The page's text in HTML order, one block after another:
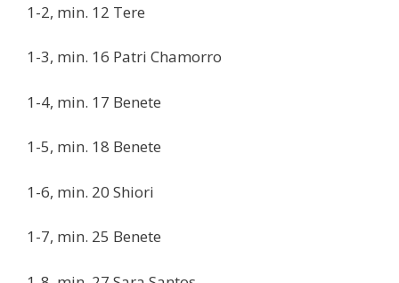
1-2, min. 12 Tere
1-3, min. 16 Patri Chamorro
1-4, min. 17 Benete
1-5, min. 18 Benete
1-6, min. 20 Shiori
1-7, min. 25 Benete